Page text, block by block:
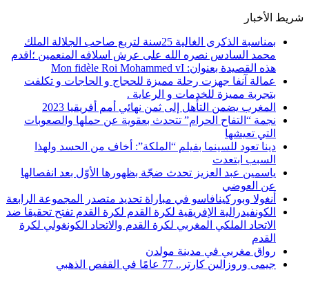
شريط الأخبار
بمناسبة الذكرى الغالية 25سنة لتربع صاحب الجلالة الملك
محمد السادس نصره الله على عرش اسلافه المنعمين ؛اقدم
هذه القصيدة بعنوان: Mon fidèle Roi Mohammed vI
عمالة آنفا جهزت رحلة مميزة للحجاج و الحاجات و تكلفت
بتجربة مميزة للخدمات و الرعاية .
المغرب يضمن التأهل إلى ثمن نهائي أمم أفريقيا 2023
نجمة “التفاح الحرام” تتحدث بعقوية عن حملها والصعوبات
التي تعيشها
دينا تعود للسينما بفيلم “الملكة”: أخاف من الحسد ولهذا
السبب ابتعدت
ياسمين عبد العزيز تحدث ضجّة بظهورها الأوّل بعد انفصالها
عن العوضي
أنغولا وبوركينافاسو في مباراة تحديد متصدر المجموعة الرابعة
الكونفيدرالية الإفريقية لكرة القدم لكرة القدم تفتح تحقيقا ضد
الاتحاد الملكي المغربي لكرة القدم والاتحاد الكونغولي لكرة
القدم
رواق مغربي في مدينة مولدن
جيمى وروزالين كارتر.. 77 عامًا في القفص الذهبي